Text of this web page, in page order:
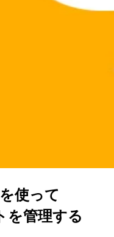
使って
を管理する